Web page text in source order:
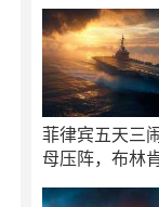
菲律宾五天三
母压阵，布林